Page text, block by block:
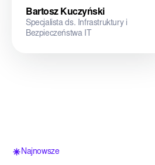
uruchomić angielską wersję
serwisu oraz poprawić szereg
błędów technicznych, co
Bartosz Kuczyński
Specjalista ds. Infrastruktury i
Bezpieczeństwa IT
Najnowsze